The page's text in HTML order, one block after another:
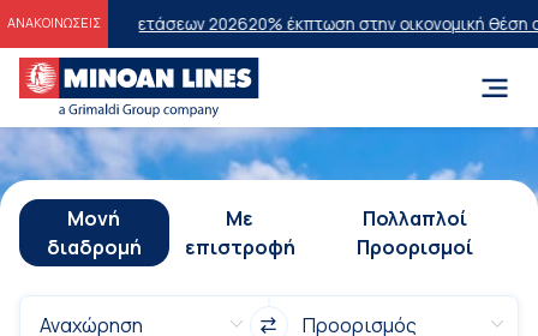
ΑΝΑΚΟΙΝΩΣΕΙΣ
Εξετάσεων 202620% έκπτωση στην οικονομική θέση σε
Μονή
διαδρομή
Με
επιστροφή
Πολλαπλοί
Προορισμοί